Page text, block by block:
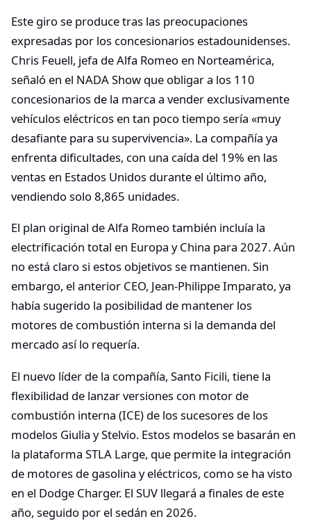
Este giro se produce tras las preocupaciones
expresadas por los concesionarios estadounidenses.
Chris Feuell, jefa de Alfa Romeo en Norteamérica,
señaló en el NADA Show que obligar a los 110
concesionarios de la marca a vender exclusivamente
vehículos eléctricos en tan poco tiempo sería «muy
desafiante para su supervivencia». La compañía ya
enfrenta dificultades, con una caída del 19% en las
ventas en Estados Unidos durante el último año,
vendiendo solo 8,865 unidades.
El plan original de Alfa Romeo también incluía la
electrificación total en Europa y China para 2027. Aún
no está claro si estos objetivos se mantienen. Sin
embargo, el anterior CEO, Jean-Philippe Imparato, ya
había sugerido la posibilidad de mantener los
motores de combustión interna si la demanda del
mercado así lo requería.
El nuevo líder de la compañía, Santo Ficili, tiene la
flexibilidad de lanzar versiones con motor de
combustión interna (ICE) de los sucesores de los
modelos Giulia y Stelvio. Estos modelos se basarán en
la plataforma STLA Large, que permite la integración
de motores de gasolina y eléctricos, como se ha visto
en el Dodge Charger. El SUV llegará a finales de este
año, seguido por el sedán en 2026.